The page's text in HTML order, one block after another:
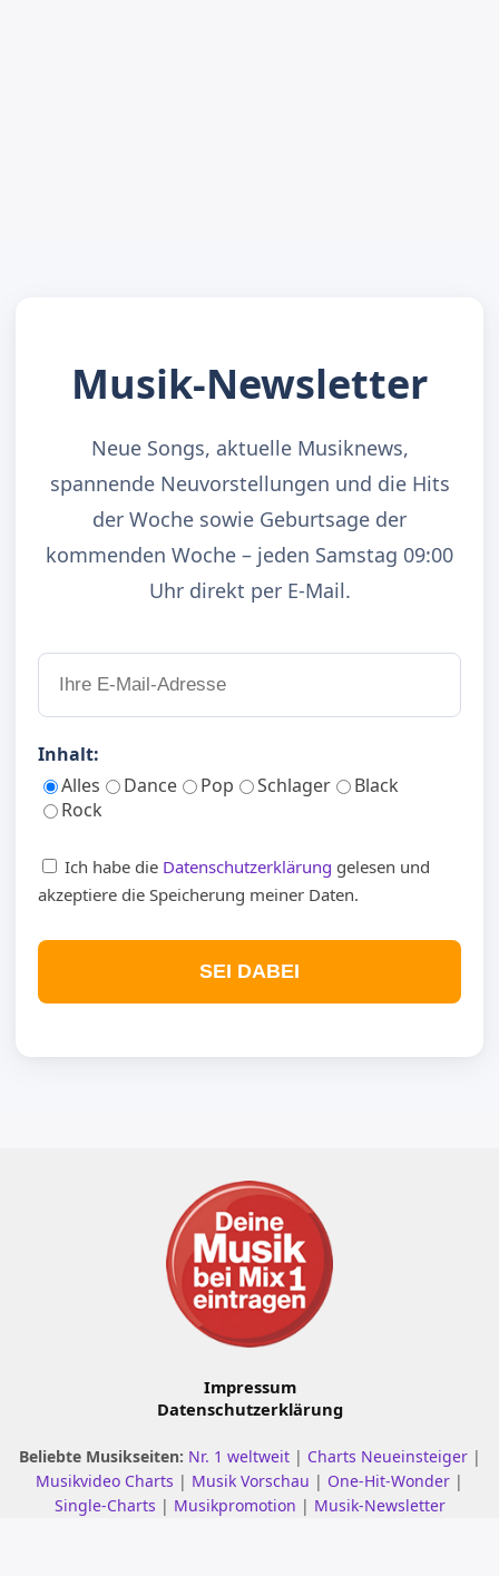
Musik-Newsletter
Neue Songs, aktuelle Musiknews,
spannende Neuvorstellungen und die Hits
der Woche sowie Geburtsage der
kommenden Woche – jeden Samstag 09:00
Uhr direkt per E-Mail.
Inhalt:
Alles
Dance Pop Schlager
Black
Rock
Ich habe die Datenschutzerklärung gelesen und
akzeptiere die Speicherung meiner Daten.
SEI DABEI
Impressum
Datenschutzerklärung
Beliebte Musikseiten: Nr. 1 weltweit | Charts Neueinsteiger |
Musikvideo Charts | Musik Vorschau | One-Hit-Wonder |
Single-Charts | Musikpromotion | Musik-Newsletter